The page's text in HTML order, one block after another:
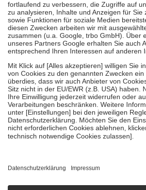
Diese Regeln gelten grundsätzlich auch für
Bei Heilmitteln und häuslicher
Zuzahlung zehn Prozent der Kosten sowie
Verordnung.
Um das Engagement der Versicherten für ihre
stärken und die besondere Stellung der
fallenkeine Zuzahlungenan bei:
• Kindern und Jugendlichen bis zum
mit Ausnahme der Fahrkosten
• Untersuchungen zur Vorsorge und
GKV getragen werden
• empfohlenen Schutzimpfungen
• Harn- und Blutteststreifen
getroffen, um sicherzustellen, dass es sich um
https://help.etrusted.com/hc/de/articles/